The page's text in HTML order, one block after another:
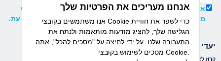
אני מאשר/ת קבלת עדכונים ומידע שיווקי ממועדון קרוזיט
מבית דיזנהאוז, וידוע לי כי ניתן להסיר את ההרשמה בכל עת.
יעדי הפלגה
קרוז לאיים הקאנריים קרוז לים התיכון
חברות שייט
אנחנו מעריכים את הפרטיות שלך
אנו משתמשים בקובצי Cookie כדי לשפר את חוויית
הגלישה שלך, להציג מודעות מותאמות ולנתח את
התעבורה שלנו. על ידי לחיצה על "מסכים להכל", אתה
מסכים לשימוש בקובצי Cookie.